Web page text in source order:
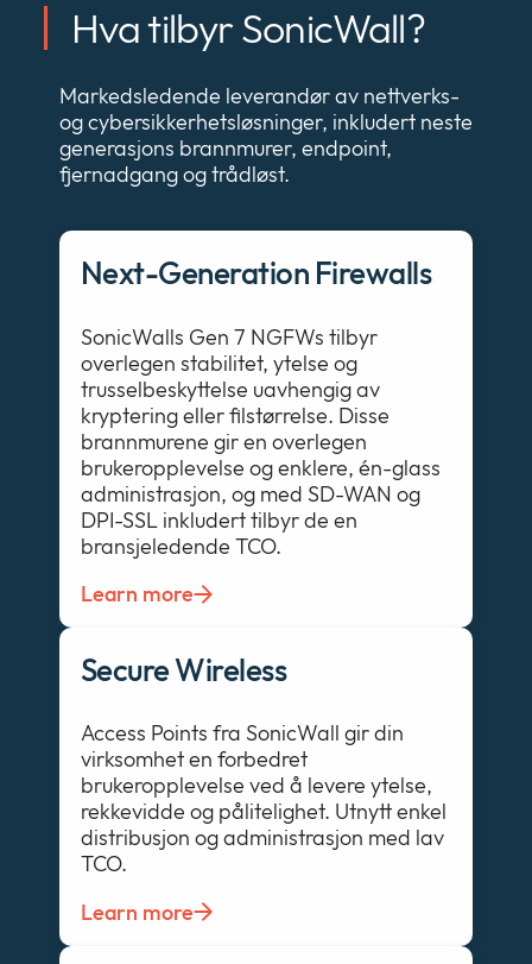
Hva tilbyr SonicWall?
Markedsledende leverandør av nettverks-
og cybersikkerhetsløsninger, inkludert neste
generasjons brannmurer, endpoint,
fjernadgang og trådløst.
Next-Generation Firewalls
SonicWalls Gen 7 NGFWs tilbyr
overlegen stabilitet, ytelse og
trusselbeskyttelse uavhengig av
kryptering eller filstørrelse. Disse
brannmurene gir en overlegen
brukeropplevelse og enklere, én-glass
administrasjon, og med SD-WAN og
DPI-SSL inkludert tilbyr de en
bransjeledende TCO.
Learn more
Secure Wireless
Access Points fra SonicWall gir din
virksomhet en forbedret
brukeropplevelse ved å levere ytelse,
rekkevidde og pålitelighet. Utnytt enkel
distribusjon og administrasjon med lav
TCO.
Learn more